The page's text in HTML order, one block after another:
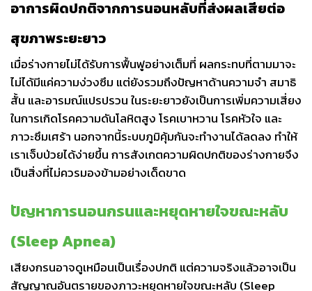
อาการผิดปกติจากการนอนหลับที่ส่งผลเสียต่อ
สุขภาพระยะยาว
เมื่อร่างกายไม่ได้รับการฟื้นฟูอย่างเต็มที่ ผลกระทบที่ตามมาจะ
ไม่ได้มีแค่ความง่วงซึม แต่ยังรวมถึงปัญหาด้านความจำ สมาธิ
สั้น และอารมณ์แปรปรวน ในระยะยาวยังเป็นการเพิ่มความเสี่ยง
ในการเกิดโรคความดันโลหิตสูง โรคเบาหวาน โรคหัวใจ และ
ภาวะซึมเศร้า นอกจากนี้ระบบภูมิคุ้มกันจะทำงานได้ลดลง ทำให้
เราเจ็บป่วยได้ง่ายขึ้น การสังเกตความผิดปกติของร่างกายจึง
เป็นสิ่งที่ไม่ควรมองข้ามอย่างเด็ดขาด
ปัญหาการนอนกรนและหยุดหายใจขณะหลับ
(Sleep Apnea)
เสียงกรนอาจดูเหมือนเป็นเรื่องปกติ แต่ความจริงแล้วอาจเป็น
สัญญาณอันตรายของภาวะหยุดหายใจขณะหลับ (Sleep